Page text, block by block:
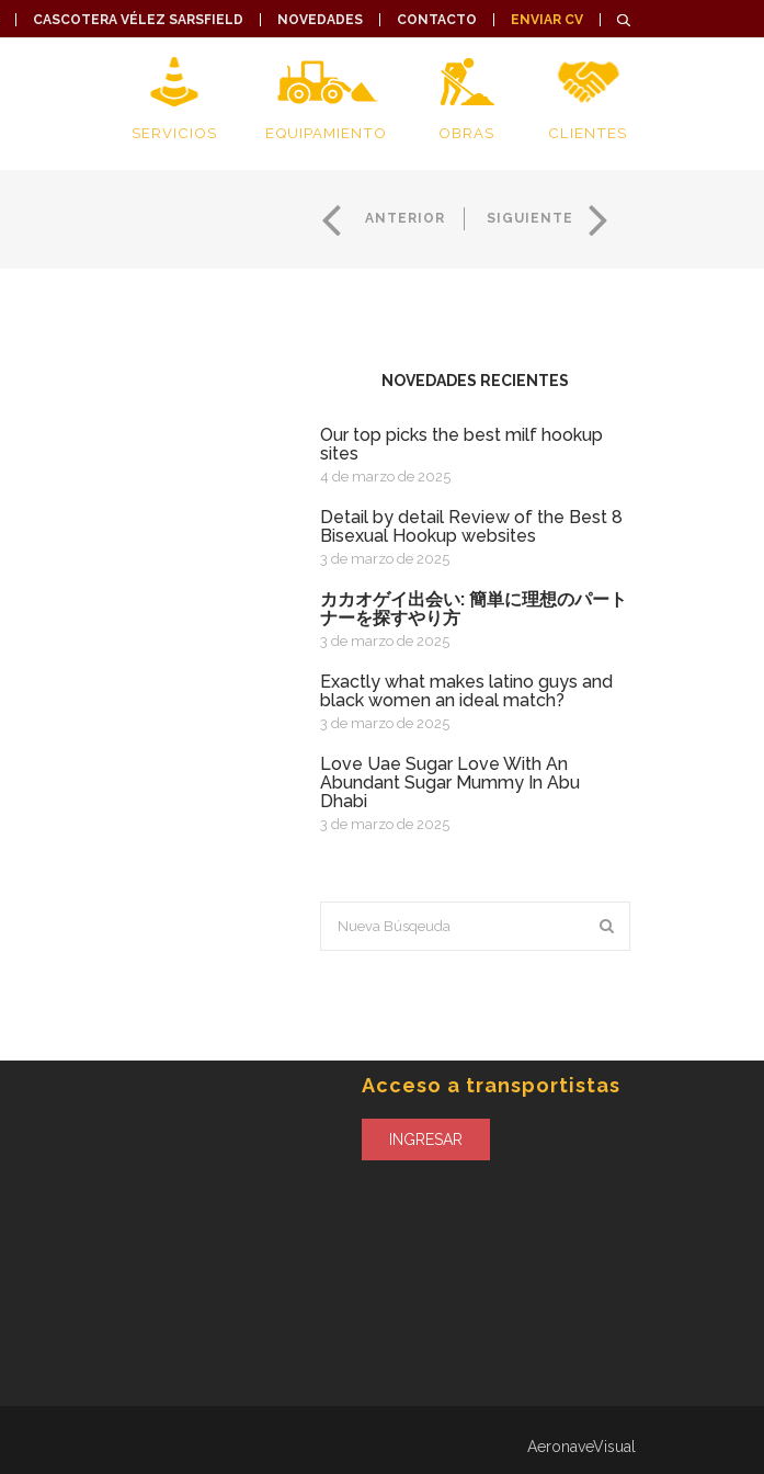
CASCOTERA VÉLEZ SARSFIELD NOVEDADES CONTACTO ENVIAR CV
SERVICIOS EQUIPAMIENTO OBRAS CLIENTES
ANTERIOR SIGUIENTE
NOVEDADES RECIENTES
Our top picks the best milf hookup
sites
4 de marzo de 2025
Detail by detail Review of the Best 8
Bisexual Hookup websites
3 de marzo de 2025
カカオゲイ出会い: 簡単に理想のパート
ナーを探すやり方
3 de marzo de 2025
exactly what makes latino guys and
black women an ideal match?
3 de marzo de 2025
Love Uae Sugar Love With An
Abundant Sugar Mummy In Abu
Dhabi
3 de marzo de 2025
Acceso a transportistas
INGRESAR
AeronaveVisual